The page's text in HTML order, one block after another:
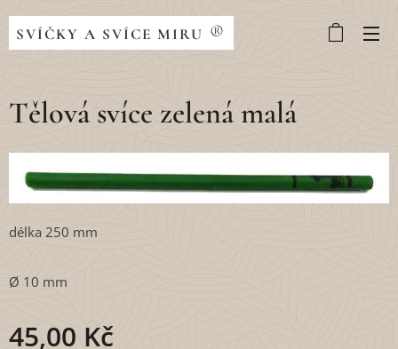
SVÍČKY A SVÍCE MIRU ®
Tělová svíce zelená malá
délka 250 mm
Ø 10 mm
45,00 Kč